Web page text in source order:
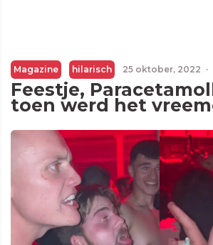
Magazine hilarisch 25 oktober, 2022 ·
Feestje,
toen werd het